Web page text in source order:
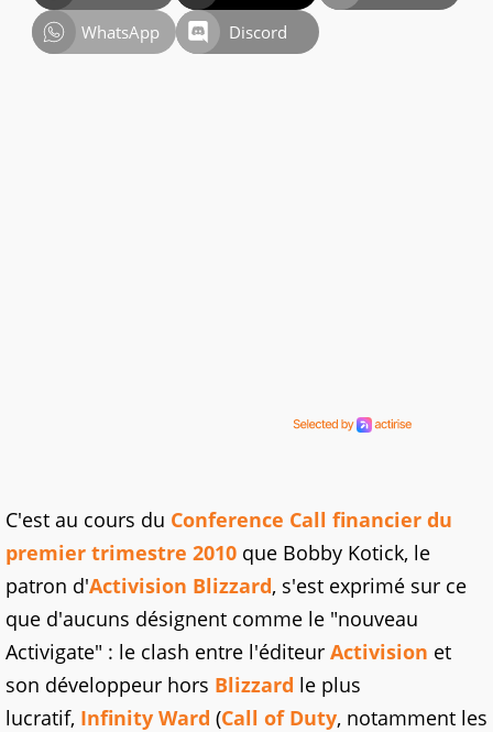
WhatsApp
Discord
C'est au cours du Conference Call financier du
premier trimestre 2010 que Bobby Kotick, le
patron d'Activision Blizzard, s'est exprimé sur ce
que d'aucuns désignent comme le "nouveau
Activigate" : le clash entre l'éditeur Activision et
son développeur hors Blizzard le plus
lucratif, Infinity Ward (Call of Duty, notamment les